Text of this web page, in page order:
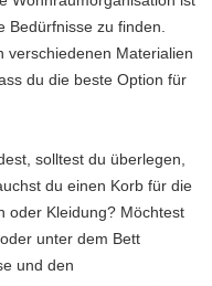
Bedürfnisse zu finden.
verschiedenen Materialien
du die beste Option für
solltest du überlegen,
du einen Korb für die
oder Kleidung? Möchtest
unter dem Bett
und den